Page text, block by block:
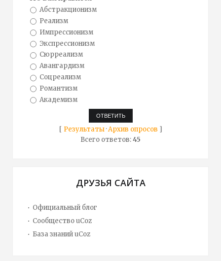
Абстракционизм
Реализм
Импрессионизм
Экспрессионизм
Сюрреализм
Авангардизм
Соцреализм
Романтизм
Академизм
[ Результаты·Архив опросов ]
Всего ответов:45
ДРУЗЬЯ САЙТА
Официальный блог
Сообщество uCoz
База знаний uCoz